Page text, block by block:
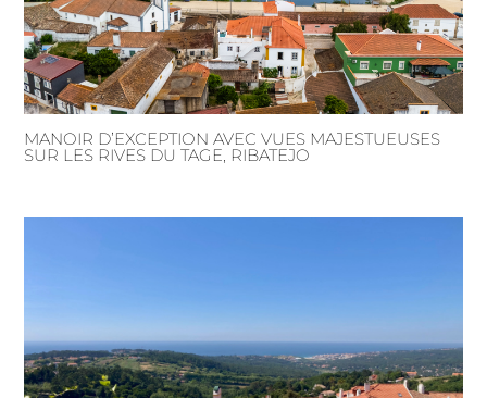
MANOIR D’EXCEPTION AVEC VUES MAJESTUEUSES
SUR LES RIVES DU TAGE, RIBATEJO